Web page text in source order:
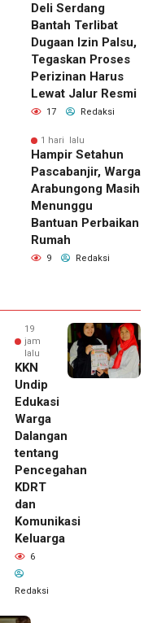
Deli Serdang
Bantah Terlibat
Dugaan Izin Palsu,
Tegaskan Proses
Perizinan Harus
Lewat Jalur Resmi
17 Redaksi
1 hari lalu
Hampir Setahun
Pascabanjir, Warga
Arabungong Masih
Menunggu
Bantuan Perbaikan
Rumah
9 Redaksi
19
jam
lalu
KKN
Undip
Edukasi
Warga
Dalangan
tentang
Pencegahan
KDRT
dan
Komunikasi
Keluarga
6
Redaksi